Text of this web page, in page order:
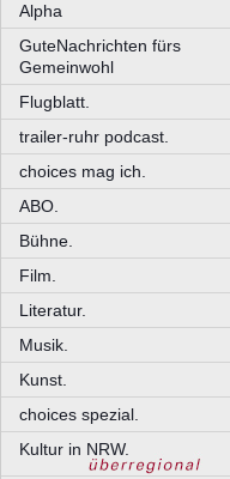
Alpha
GuteNachrichten fürs
Gemeinwohl
Flugblatt.
trailer-ruhr podcast.
choices mag ich.
ABO.
Bühne.
Film.
Literatur.
Musik.
Kunst.
choices spezial.
Kultur in NRW.